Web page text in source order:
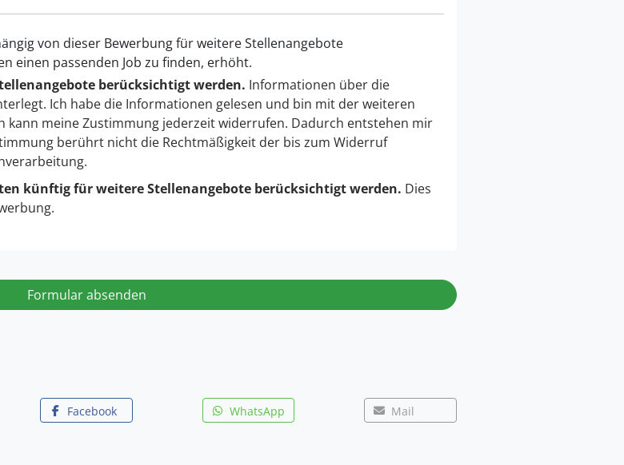
von dieser Bewerbung für weitere Stellenangebote
einen passenden Job zu finden, erhöht.
berücksichtigt werden. Informationen über die
Ich habe die Informationen gelesen und bin mit der weiteren
kann meine Zustimmung jederzeit widerrufen. Dadurch entstehen mir
berührt nicht die Rechtmäßigkeit der bis zum Widerruf
künftig für weitere Stellenangebote berücksichtigt werden. Dies
Formular absenden
Facebook WhatsApp Mail